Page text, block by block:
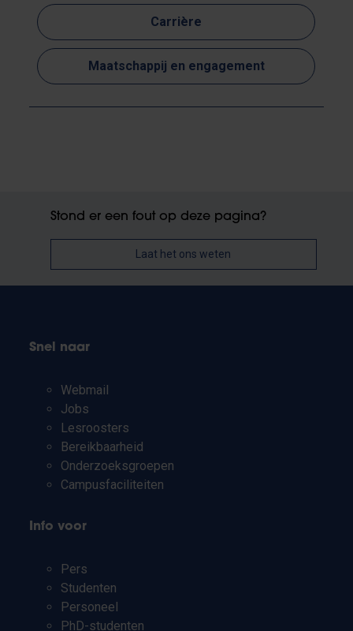
Carrière
Maatschappij en engagement
Stond er een fout op deze pagina?
Laat het ons weten
Snel naar
Webmail
Jobs
Lesroosters
Bereikbaarheid
Onderzoeksgroepen
Campusfaciliteiten
Info voor
Pers
Studenten
Personeel
PhD-studenten